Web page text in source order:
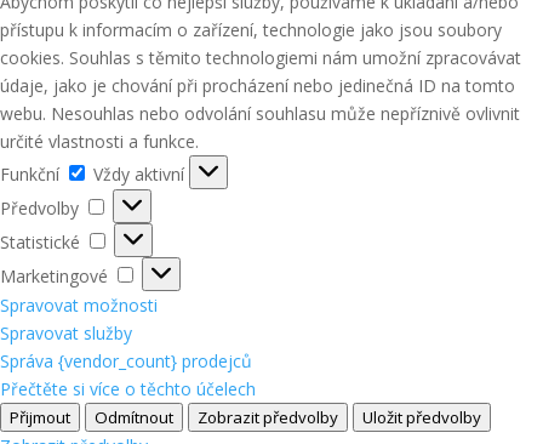
přístupu k informacím o zařízení, technologie jako jsou soubory
cookies. Souhlas s těmito technologiemi nám umožní zpracovávat
údaje, jako je chování při procházení nebo jedinečná ID na tomto
webu. Nesouhlas nebo odvolání souhlasu může nepříznivě ovlivnit
určité vlastnosti a funkce.
Funkční
Funkční
Vždy aktivní
Předvolby
Předvolby
Statistické
Statistické
Marketingové
Marketingové
Spravovat možnosti
Spravovat služby
Správa {vendor_count} prodejců
Přečtěte si více o těchto účelech
Přijmout Odmítnout Zobrazit předvolby Uložit předvolby